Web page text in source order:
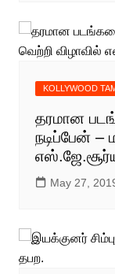
KOLLYWOOD
தரமான
நடிப்பேன் –
May 27,